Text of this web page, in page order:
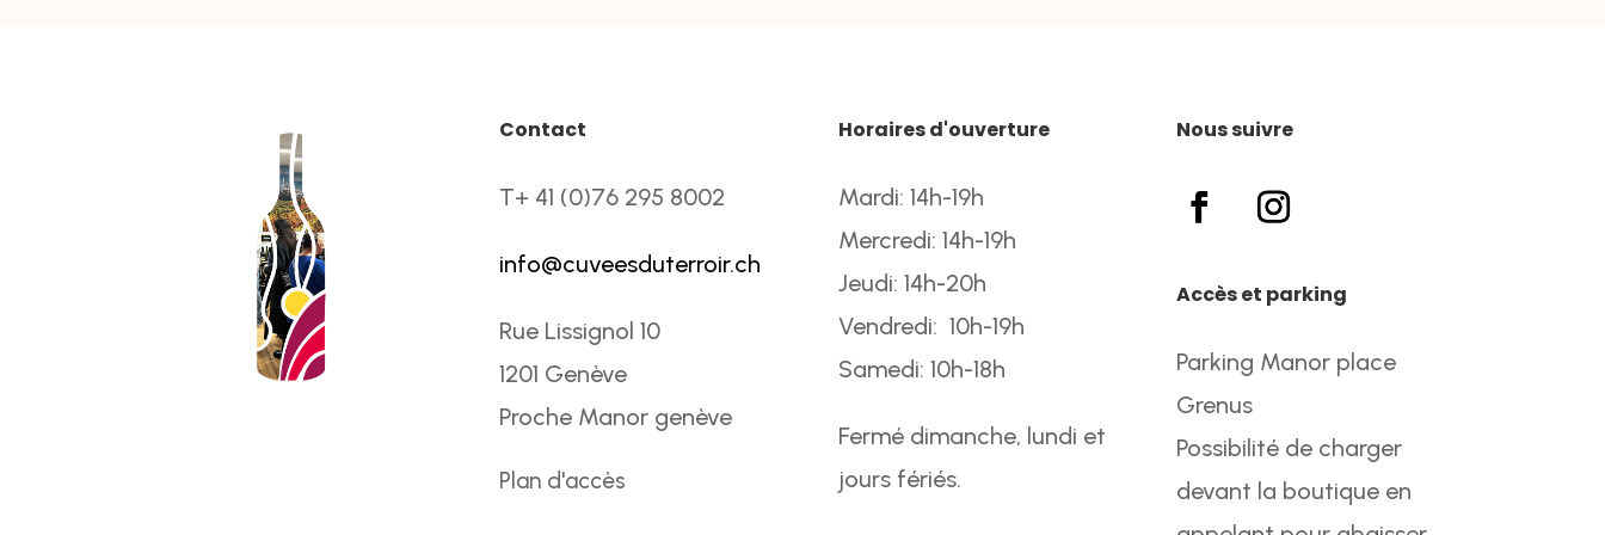
Contact
T+ 41 (0)76 295 8002
info@cuveesduterroir.ch
Rue Lissignol 10
1201 Genève
Proche Manor genève
Plan d'accès
Horaires d'ouverture
Mardi: 14h-19h
Mercredi: 14h-19h
Jeudi: 14h-20h
Vendredi: 10h-19h
Samedi: 10h-18h
Fermé dimanche, lundi et
jours fériés.
Nous suivre
Accès et parking
Parking Manor place
Grenus
Possibilité de charger
devant la boutique en